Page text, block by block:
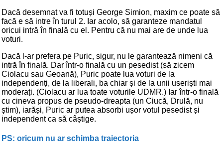
Dacă desemnat va fi totuși George Simion, maxim ce poate să
facă e să intre în turul 2. Iar acolo, să garanteze mandatul
oricui intră în finală cu el. Pentru că nu mai are de unde lua
voturi.
Dacă l-ar prefera pe Puric, sigur, nu le garantează nimeni că
intră în finală. Dar într-o finală cu un pesedist (să zicem
Ciolacu sau Geoană), Puric poate lua voturi de la
independenți, de la liberali, ba chiar și de la unii useriști mai
moderați. (Ciolacu ar lua toate voturile UDMR.) Iar într-o finală
cu cineva propus de pseudo-dreapta (un Ciucă, Drulă, nu
știm), iarăși, Puric ar putea absorbi ușor votul pesedist și
independent ca să câștige.
PS: oricum nu ar schimba traiectoria